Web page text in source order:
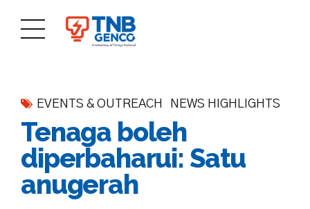
EVENTS & OUTREACH NEWS HIGHLIGHTS
Tenaga boleh
diperbaharui: Satu
anugerah